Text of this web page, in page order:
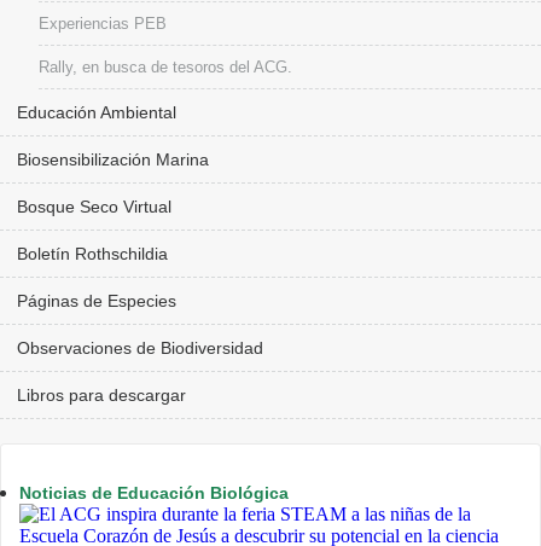
Experiencias PEB
Rally, en busca de tesoros del ACG.
Educación Ambiental
Biosensibilización Marina
Bosque Seco Virtual
Boletín Rothschildia
Páginas de Especies
Observaciones de Biodiversidad
Libros para descargar
Noticias de Educación Biológica